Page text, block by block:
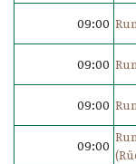
09:00
09:00
09:00
09:00